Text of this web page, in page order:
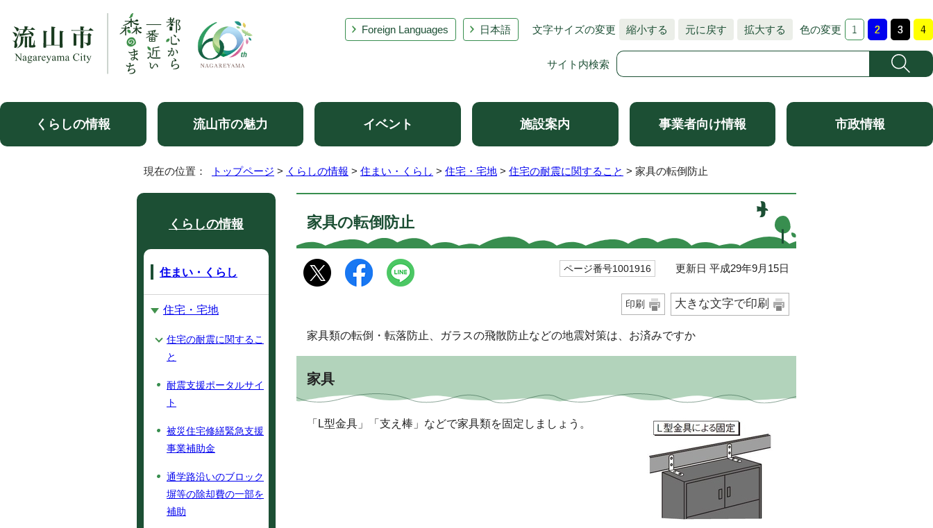
Foreign Languages 日本語 文字サイズの変更 縮小する 元に戻す 拡大する 色の変更
サイト内検索
くらしの情報 流山市の魅力 イベント 施設案内 事業者向け情報 市政情報
現在の位置： トップページ > くらしの情報 > 住まい・くらし > 住宅・宅地 > 住宅の耐震に関すること > 家具の転倒防止
家具の転倒防止
ページ番号1001916 更新日 平成29年9月15日
印刷 大きな文字で印刷
家具類の転倒・転落防止、ガラスの飛散防止などの地震対策は、お済みですか
家具
「L型金具」「支え棒」などで家具類を固定しましょう。
くらしの情報
住まい・くらし
住宅・宅地
住宅の耐震に関するこ
と
耐震支援ポータルサイ
ト
被災住宅修繕緊急支援
事業補助金
通学路沿いのブロック
塀等の除却費の一部を
補助